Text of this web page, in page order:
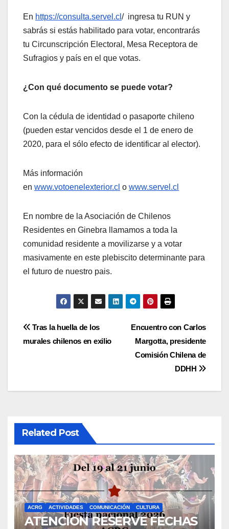
En https://consulta.servel.cl / ingresa tu RUN y
sabrás si estás habilitado para votar, encontrarás
tu Circunscripción Electoral, Mesa Receptora de
Sufragios y país en el que votas.
¿Con qué documento se puede votar?
Con la cédula de identidad o pasaporte chileno
(pueden estar vencidos desde el 1 de enero de
2020, para el sólo efecto de identificar al elector).
Más información
en www.votoenelexterior.cl o www.servel.cl
En nombre de la Asociación de Chilenos
Residentes en Ginebra llamamos a toda la
comunidad residente a movilizarse y a votar
masivamente en este plebiscito determinante para
el futuro de nuestro pais.
Navigation
Encuentro con Carlos
Margotta, presidente
Comisión Chilena de
DDHH
Tras la huella de los
murales chilenos en exilio
Related Post
ACRG ACTIVIDADES COMUNICACIÓN CULTURA
ATENCION RESERVE FECHAS